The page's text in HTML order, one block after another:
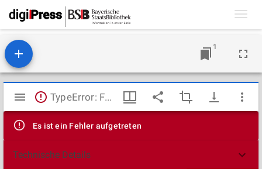
1
Mirador
Viewer
TypeError: Failed to fetch
Es ist ein Fehler aufgetreten
Technische Details